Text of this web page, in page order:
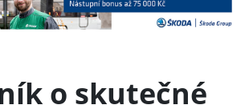
o skutečné